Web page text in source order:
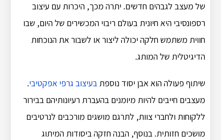
של מעצב לגבהים חדשים. יתרה מכך, היכרות עם עיצוב
רספונסיבי היא חיונית בעולם ריבוי המכשירים של היום, שבו
חווית משתמש חלקה יכולה ליצור או לשבור את הנוכחות
הדיגיטלית של המותג.
שיתוף פעולה הוא אבן יסוד נוספתבעיצוב גרפי אפקטיבי.
מעצבים חייבים להיות מיומנים בהעברת רעיונותיהם בבירור
ללקוחות ולחברי צוות, לתרגם מושגים מורכבים לנרטיבים
מושכים חזותית. בנוסף, הבנה חזקה ביסודות המיתוג